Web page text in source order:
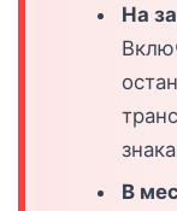
На
В